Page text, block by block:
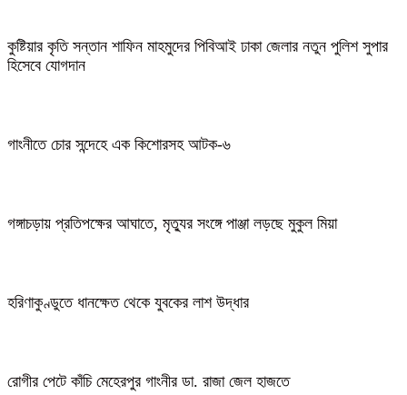
কুষ্টিয়ার কৃতি সন্তান শাফিন মাহমুদের পিবিআই ঢাকা জেলার নতুন পুলিশ সুপার
হিসেবে যোগদান
গাংনীতে চোর সন্দেহে এক কিশোরসহ আটক-৬
গঙ্গাচড়ায় প্রতিপক্ষের আঘাতে, মৃত্যুর সংঙ্গে পাঞ্জা লড়ছে মুকুল মিয়া
হরিণাকুণ্ডুতে ধানক্ষেত থেকে যুবকের লাশ উদ্ধার
রোগীর পেটে কাঁচি মেহেরপুর গাংনীর ডা. রাজা জেল হাজতে